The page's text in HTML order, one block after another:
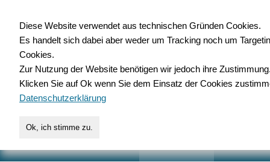
für Handwerk,
Diese Website verwendet aus technischen Gründen Cookies.
Es handelt sich dabei aber weder um Tracking noch um
Cookies.
Zur Nutzung der Website benötigen wir jedoch ihre
Klicken Sie auf Ok wenn Sie dem Einsatz der Cookies
Datenschutzerklärung
Ok, ich stimme zu.